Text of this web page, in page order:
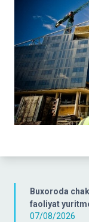
Buxoroda
faoliyat
07/08/2026